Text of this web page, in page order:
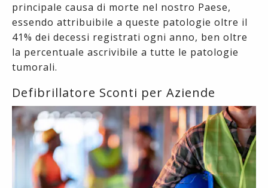
principale causa di morte nel nostro Paese,
essendo attribuibile a queste patologie oltre il
41% dei decessi registrati ogni anno, ben oltre
la percentuale ascrivibile a tutte le patologie
tumorali.
Defibrillatore Sconti per Aziende